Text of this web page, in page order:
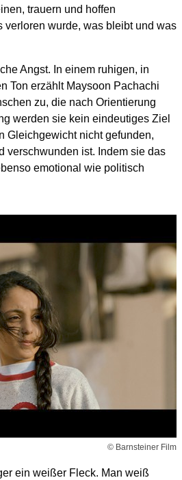
trauern und hoffen
verloren wurde, was bleibt und was
Angst. In einem ruhigen, in
Ton erzählt Maysoon Pachachi
zu, die nach Orientierung
werden sie kein eindeutiges Ziel
Gleichgewicht nicht gefunden,
verschwunden ist. Indem sie das
emotional wie politisch
© Barnsteiner Film
ein weißer Fleck. Man weiß